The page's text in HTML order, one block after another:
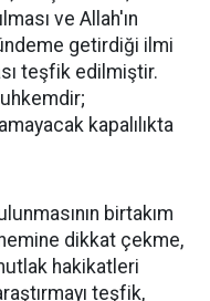
ve Allah'ın
getirdiği ilmi
teşfik edilmiştir.
kapalılıkta
birtakım
dikkat çekme,
hakikatleri
teşfik,